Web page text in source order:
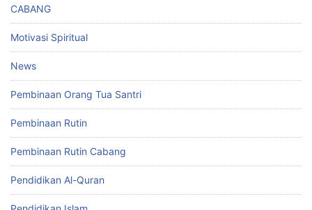
CABANG
Motivasi Spiritual
News
Pembinaan Orang Tua Santri
Pembinaan Rutin
Pembinaan Rutin Cabang
Pendidikan Al-Quran